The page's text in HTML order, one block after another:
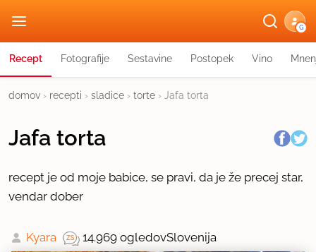
G
Recept Fotografije Sestavine Postopek Vino
domov › recepti › sladice › torte › Jafa torta
Jafa torta
recept je od moje babice, se pravi, da je že precej star,
vendar dober
Kyara 14.969 ogledovSlovenija